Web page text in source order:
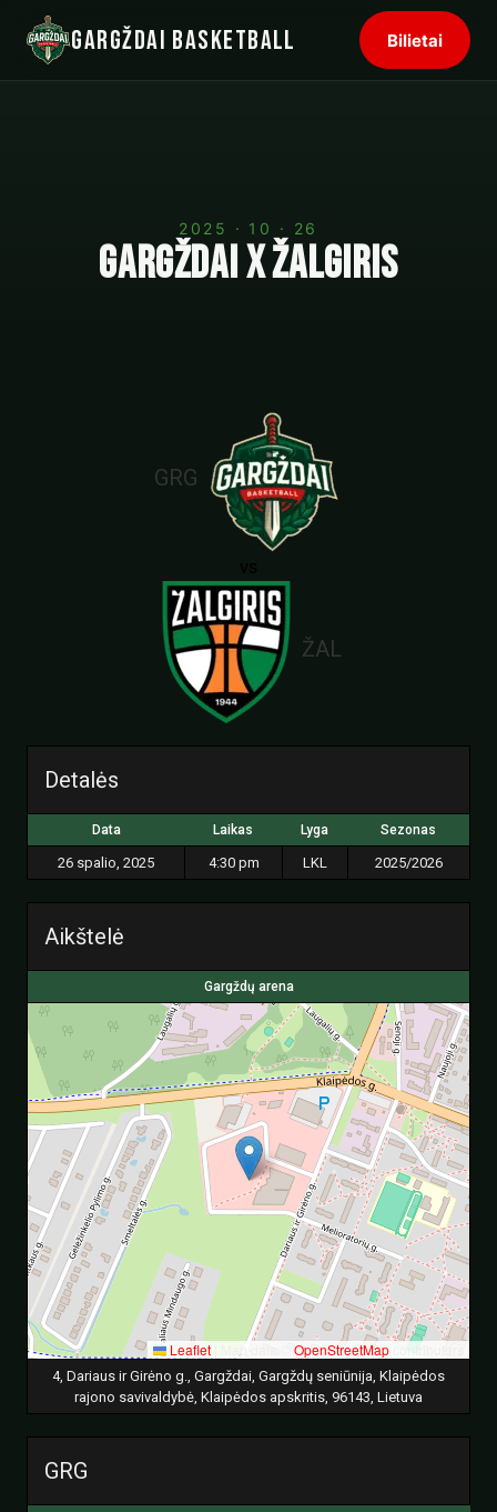
Gargždai Basketball Bilietai
2025 · 10 · 26
Gargždai x Žalgiris
GRG
ŽAL
Detalės
Data Laikas Lyga Sezonas
26 spalio, 2025 4:30 pm LKL 2025/2026
Aikštelė
Gargždų arena
Leaflet Map data © OpenStreetMap contributors
4, Dariaus ir Girėno g., Gargždai, Gargždų seniūnija, Klaipėdos
rajono savivaldybė, Klaipėdos apskritis, 96143, Lietuva
GRG